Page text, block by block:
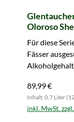
Oloroso
Für diese
Fässer
89,99 €
Inhalt: 0.7 Liter
inkl. MwSt.